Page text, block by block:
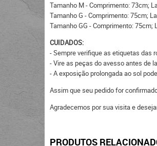
Tamanho M - Comprimento: 73cm;
Tamanho G - Comprimento: 75cm;
Tamanho GG - Comprimento: 75cm;
CUIDADOS:
- Sempre verifique as etiquetas das
- Vire as peças do avesso antes de
- A exposição prolongada ao sol
Assim que seu pedido for
Agradecemos por sua visita e
PRODUTOS